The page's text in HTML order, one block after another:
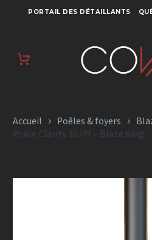
PORTAIL DES DÉTAILLANTS
POÊLE
IPI –
Accueil Poêles & foyers
Poêle Clarity 26 IPI – Blaze King